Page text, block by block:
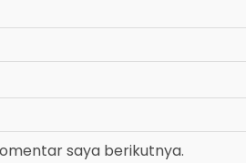
saya berikutnya.